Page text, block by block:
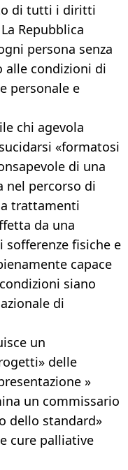
di tutti i diritti
Repubblica
persona senza
alle condizioni di
personale e
chi agevola
«formatosi
di una
nel percorso di
trattamenti
da una
fisiche e
capace
siano
di
un
delle
»
un commissario
dello standard»
cure palliative